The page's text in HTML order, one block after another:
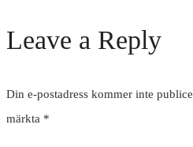
Leave a Reply
Din e-postadress kommer inte
märkta *